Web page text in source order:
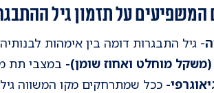
המשפיעים על תזמון גיל
- גיל התבגרות דומה בין אימהות
(משקל מוחלט ואחוז שומן)- במצבי תת
ככל שמתרחקים מקו המשווה